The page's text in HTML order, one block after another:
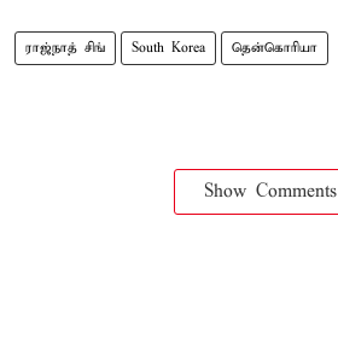
ராஜ்நாத் சிங் South Korea தென்கொரியா
Show Comments